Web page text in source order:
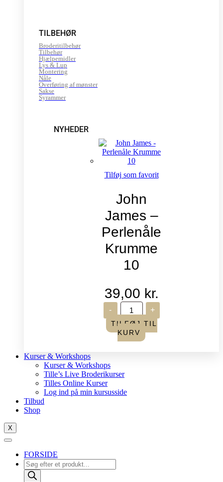
TILBEHØR
Broderitilbehør
Tilbehør
Hjælpemidler
Lys & Lup
Montering
Nåle
Overføring af mønster
Sakse
Syrammer
NYHEDER
Tilføj som favorit
John
James –
Perlenåle
Krumme
10
39,00 kr.
-
John
James
-
Perlenåle
Krumme
+
TILFØJ TIL
KURV
Kurser & Workshops
Kurser & Workshops
Tille’s Live Broderikurser
Tilles Online Kurser
Log ind på min kursusside
Tilbud
Shop
X
FORSIDE
Products
search